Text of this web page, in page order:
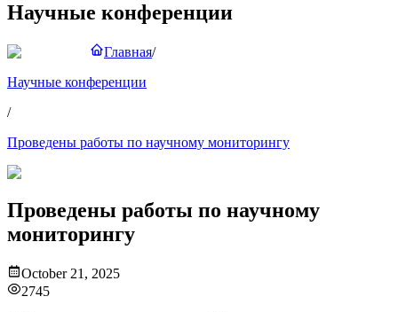
Научные конференции
Главная/
Научные конференции
/
Проведены работы по научному мониторингу
Проведены работы по научному
мониторингу
October 21, 2025
2745